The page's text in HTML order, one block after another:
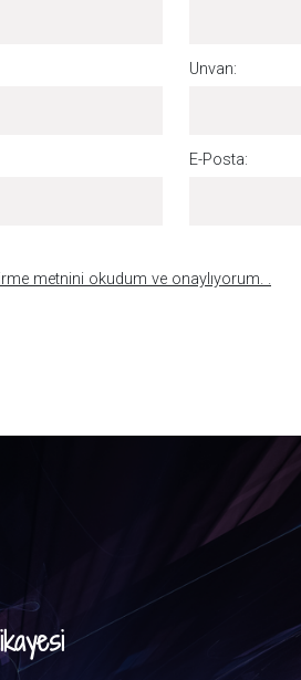
Unvan:
E-Posta:
metnini okudum ve onaylıyorum. .